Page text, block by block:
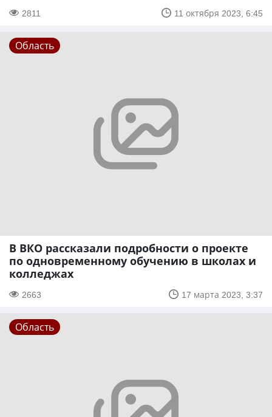
2811 11 октября 2023, 6:45
Область
В ВКО рассказали подробности о проекте
по одновременному обучению в школах и
колледжах
2663 17 марта 2023, 3:37
Область